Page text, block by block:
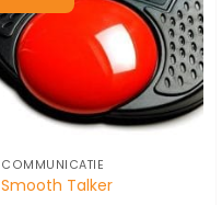
COMMUNICATIE
Smooth Talker